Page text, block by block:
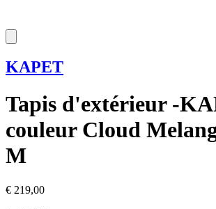
KAPET
Tapis d'extérieur -
couleur Cloud
M
€ 219,00